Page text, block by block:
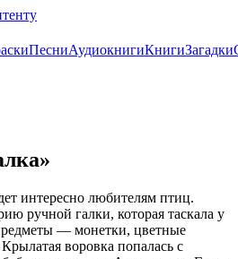
ПесниАудиокнигиКнигиЗагадки
интересно любителям птиц.
ручной галки, которая таскала у
— монетки, цветные
воровка попалась с